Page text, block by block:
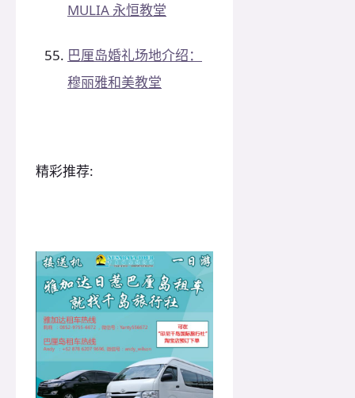
MULIA 永恒教堂
巴厘岛婚礼场地介绍：
穆丽雅和美教堂
精彩推荐: